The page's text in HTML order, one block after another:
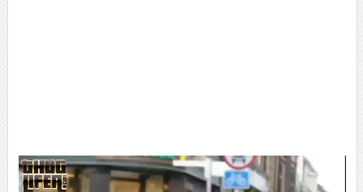
Lecteur
vidéo